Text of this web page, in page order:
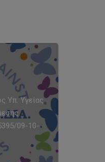
Υπ. Υγείας
09-10-